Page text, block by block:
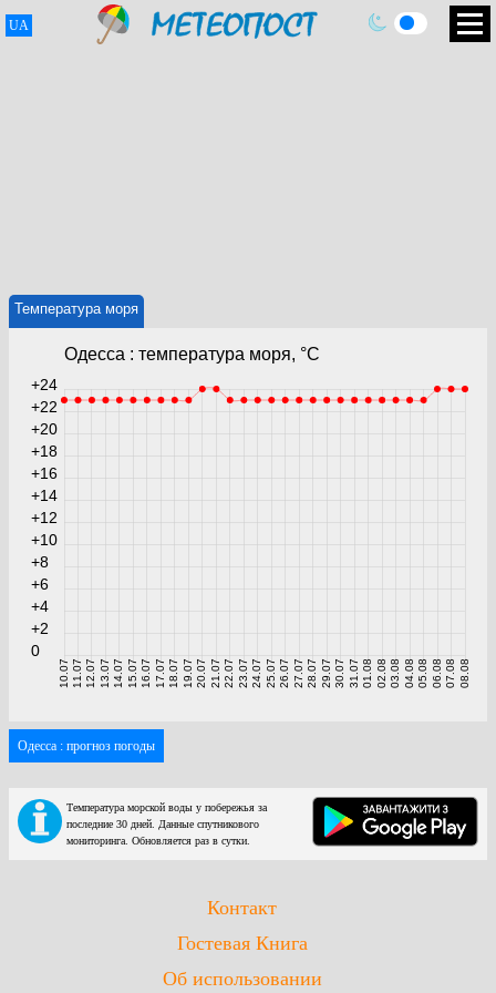
UA
Температура моря
Одесса : температура моря, °C
10.0711.0712.07 13.0714.07 15.0716.07 17.0718.07 19.0720.07 21.0722.07 23.0724.07 25.0726.07 27.0728.07 29.0730.07 31.0701.08 02.0803.08 04.0805.08 06.0807.08 08.08
0
+2
+4
+6
+8
+10
+12
+14
+16
+18
+20
+22
+24
Одесса : прогноз погоды
Температура морской воды у побережья за
последние 30 дней. Данные спутникового
мониторинга. Обновляется раз в сутки.
Контакт
Гостевая Книга
Об использовании